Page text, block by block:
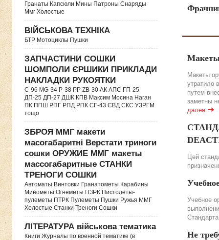
Гранаты Капсюли Мины Патроны Снаряды
Ммг Холостые
ВІЙСЬКОВА ТЕХНІКА
БТР Мотоциклы Пушки
ЗАПЧАСТИНИ СОШКИ
ШОМПОЛИ ЄРШИКИ ПРИКЛАДИ
НАКЛАДКИ РУКОЯТКИ
C-96 MG-34 P-38 PP ZB-30 АК АПС ГП-25
ДП-25 ДП-27 ДШК КПВ Максим Мосина Наган
ПК ППШ РПГ РПД РПК СГ-43 СВД CКС УЗРГМ
тощо
ЗБРОЯ ММГ макети
масогабаритні Верстати триноги
сошки ОРУЖИЕ ММГ макеты
массогабаритные СТАНКИ
ТРЕНОГИ СОШКИ
Автоматы Винтовки Гранатометы Карабины
Минометы Огнеметы ПЗРК Пистолеты-
пулеметы ПТРК Пулеметы Пушки Ружья ММГ
Холостые Станки Треноги Сошки
ЛІТЕРАТУРА військова тематика
Книги Журналы по военной тематике (в
Макеты
Макеты
утратило
путем
заметны
далее
Цей
Учебное
Не